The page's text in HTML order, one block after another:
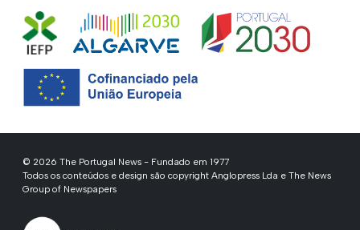
© 2026 The Portugal News - Fundado em 1977
Todos os conteúdos e design são copyright Anglopress Lda e The News
Group of Newspapers